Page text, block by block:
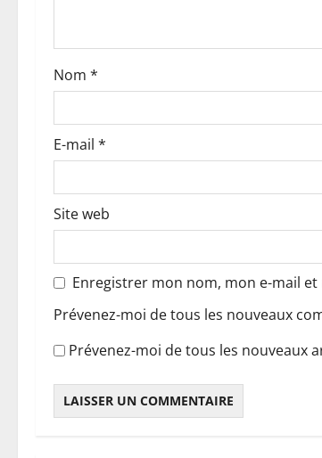
a
r
t
i
c
l
e
Nom *
E-mail *
Site web
Enregistrer mon nom, mon e-mail
Prévenez-moi de tous les nouveaux
Prévenez-moi de tous les nouveaux